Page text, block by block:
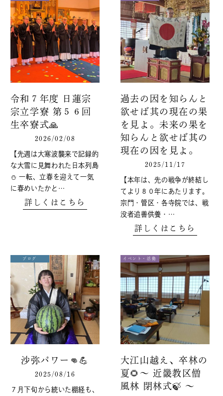
令和７年度 日蓮宗
宗立学寮 第５６回
生卒寮式🙏
2026/02/08
【先週は大寒波襲来で記録的
な大雪に見舞われた日本列島
⛄ 一転、立春を迎えて一気
に春めいたかと…
詳しくはこちら
過去の因を知らんと
欲せば其の現在の果
を見よ。未来の果を
知らんと欲せば其の
現在の因を見よ。
2025/11/17
【本年は、先の戦争が終結し
てより８０年にあたります。
宗門・管区・各寺院では、戦
没者追善供養・…
詳しくはこちら
ブログ
沙弥パワー👊💪
2025/08/16
７月下旬から続いた棚経も、
イベント・活動
大江山越え、卒林の
夏🌻～ 近畿教区僧
風林 閉林式🍃 ～